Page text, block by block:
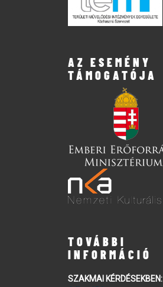
AZ ESEMÉNY
TÁMOGATÓJA
TOVÁBBI
INFORMÁCIÓ
SZAKMAI KÉRDÉSEKBEN: